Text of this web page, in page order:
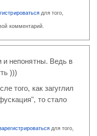
для того,
комментарий.
и непонятны. Ведь в
)))
того, как загуглил
то стало
для того,